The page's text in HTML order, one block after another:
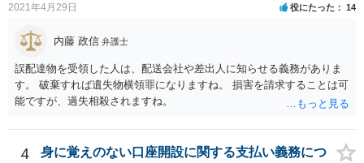
2021年4月29日 役にたった 14
内藤 政信 弁護士
誤配達物を受領した人は、配送会社や差出人に知らせる義務がありま
す。 破棄すれば遺失物横領罪になりますね。 損害を請求することは可
能ですが、過失相殺されますね。
4
身に覚えのない口座開設に関する支払い義務につ